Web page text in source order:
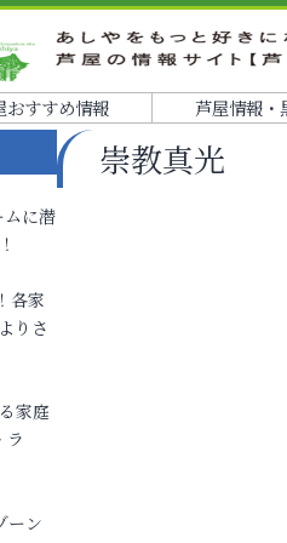
おすすめ情報 芦屋情報・
崇教真光
に潜
各家
りさ
家庭
ーン